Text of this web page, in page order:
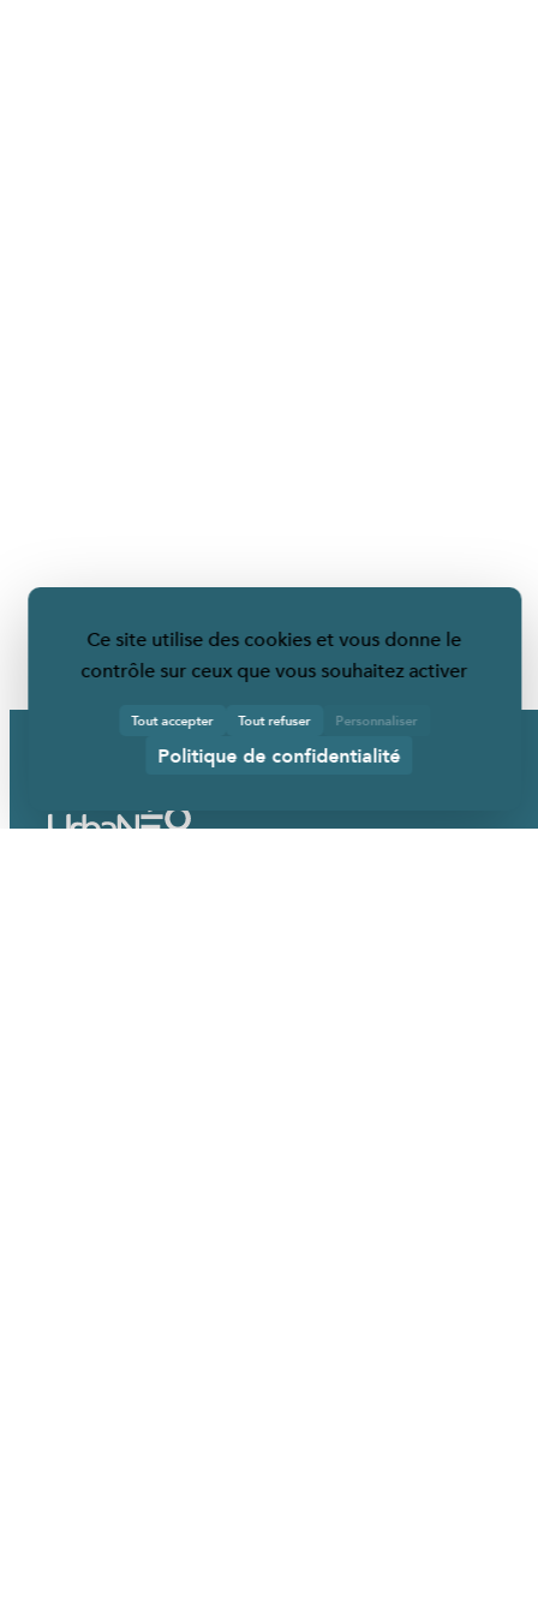
Ce site utilise des cookies et vous donne le
contrôle sur ceux que vous souhaitez activer
Tout accepter Tout refuser Personnaliser
Politique de confidentialité